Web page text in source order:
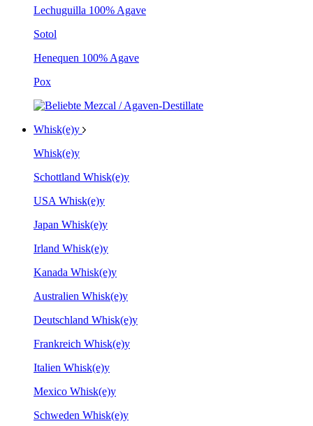
Lechuguilla 100% Agave
Sotol
Henequen 100% Agave
Pox
Whisk(e)y
Whisk(e)y
Schottland Whisk(e)y
USA Whisk(e)y
Japan Whisk(e)y
Irland Whisk(e)y
Kanada Whisk(e)y
Australien Whisk(e)y
Deutschland Whisk(e)y
Frankreich Whisk(e)y
Italien Whisk(e)y
Mexico Whisk(e)y
Schweden Whisk(e)y